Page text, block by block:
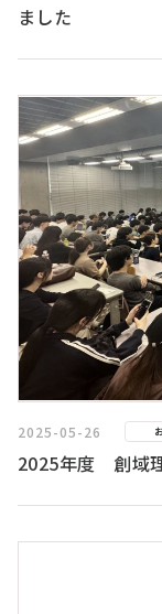
ました
2025-05-26
2025年度 創域